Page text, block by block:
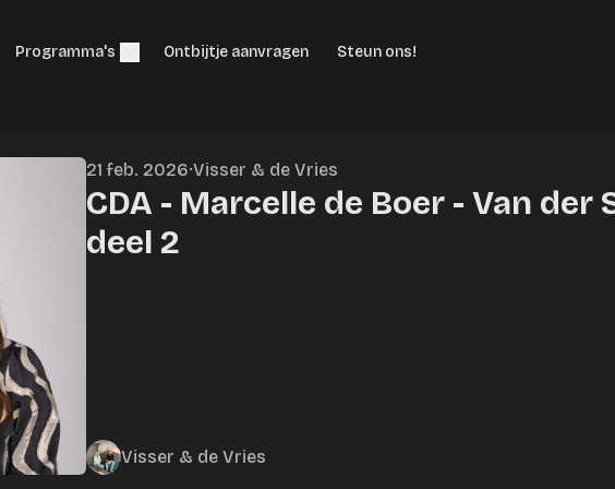
Programma's Ontbijtje aanvragen Steun ons!
21 feb. 2026·Visser & de Vries
CDA - Marcelle de Boer - Van der
deel 2
Visser & de Vries